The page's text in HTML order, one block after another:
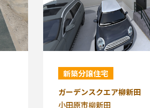
新築分譲住宅
ガーデンスクエア柳新田
小田原市柳新田